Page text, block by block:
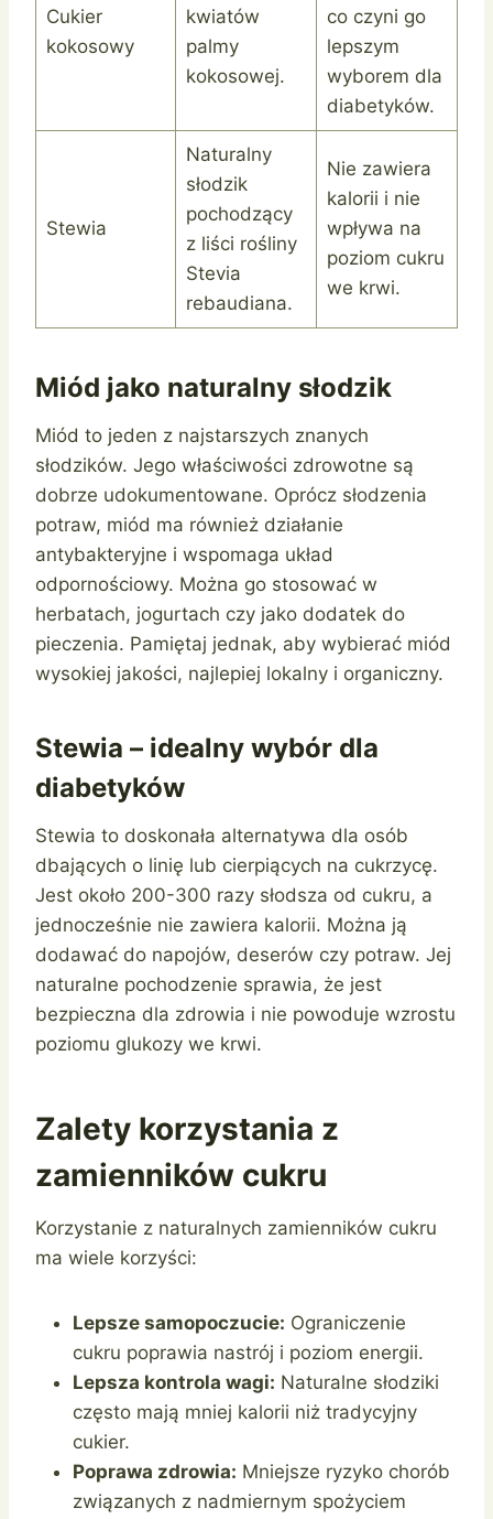
Cukier
kokosowy
kwiatów
palmy
kokosowej.
co czyni go
lepszym
wyborem dla
diabetyków.
Stewia
Naturalny
słodzik
pochodzący
z liści rośliny
Stevia
rebaudiana.
Nie zawiera
kalorii i nie
wpływa na
poziom cukru
we krwi.
Miód jako naturalny słodzik
Miód to jeden z najstarszych znanych
słodzików. Jego właściwości zdrowotne są
dobrze udokumentowane. Oprócz słodzenia
potraw, miód ma również działanie
antybakteryjne i wspomaga układ
odpornościowy. Można go stosować w
herbatach, jogurtach czy jako dodatek do
pieczenia. Pamiętaj jednak, aby wybierać miód
wysokiej jakości, najlepiej lokalny i organiczny.
Stewia – idealny wybór dla
diabetyków
Stewia to doskonała alternatywa dla osób
dbających o linię lub cierpiących na cukrzycę.
Jest około 200-300 razy słodsza od cukru, a
jednocześnie nie zawiera kalorii. Można ją
dodawać do napojów, deserów czy potraw. Jej
naturalne pochodzenie sprawia, że jest
bezpieczna dla zdrowia i nie powoduje wzrostu
poziomu glukozy we krwi.
Zalety korzystania z
zamienników cukru
Korzystanie z naturalnych zamienników cukru
ma wiele korzyści:
Lepsze samopoczucie: Ograniczenie
cukru poprawia nastrój i poziom energii.
Lepsza kontrola wagi: Naturalne słodziki
często mają mniej kalorii niż tradycyjny
cukier.
Poprawa zdrowia: Mniejsze ryzyko chorób
związanych z nadmiernym spożyciem